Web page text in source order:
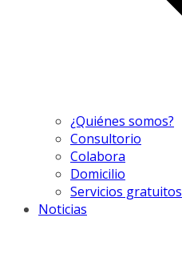
¿Quiénes somos?
Consultorio
Colabora
Domicilio
Servicios gratuitos
Noticias